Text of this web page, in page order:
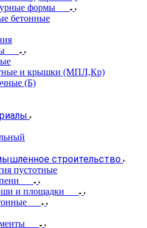
формы
бетонные
и крышки (МПЛ,Кр)
(Б)
строительство
пустотные
и площадки